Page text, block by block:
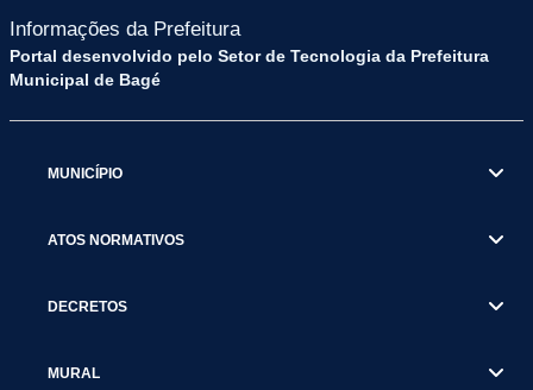
Informações da Prefeitura
Portal desenvolvido pelo Setor de Tecnologia da Prefeitura
Municipal de Bagé
MUNICÍPIO
ATOS NORMATIVOS
DECRETOS
MURAL